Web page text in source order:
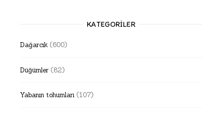
KATEGORILER
Dağarcık (600)
Düğümler (82)
Yabanın tohumları (107)